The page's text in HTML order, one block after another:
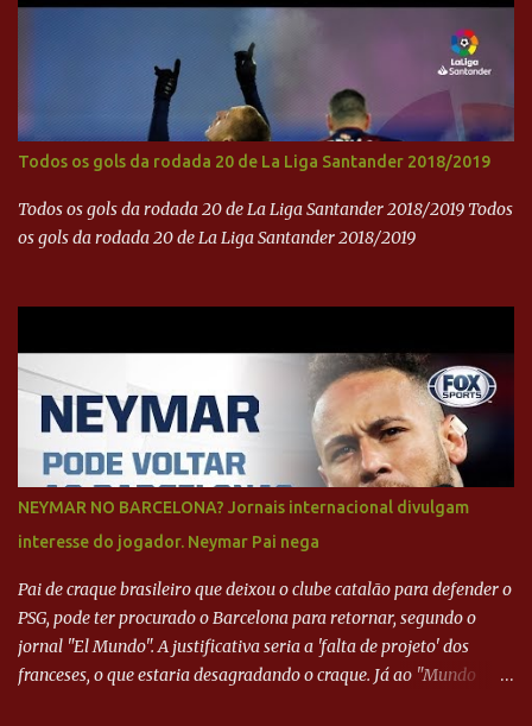
Todos os gols da rodada 20 de La Liga Santander 2018/2019
Todos os gols da rodada 20 de La Liga Santander 2018/2019 Todos
os gols da rodada 20 de La Liga Santander 2018/2019
NEYMAR NO BARCELONA? Jornais internacional divulgam
interesse do jogador. Neymar Pai nega
Pai de craque brasileiro que deixou o clube catalão para defender o
PSG, pode ter procurado o Barcelona para retornar, segundo o
jornal "El Mundo". A justificativa seria a 'falta de projeto' dos
franceses, o que estaria desagradando o craque. Já ao "Mundo